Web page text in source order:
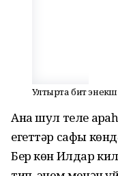
Ултырта бит
Ана шул теле
егеттәр сафы
Бер көн Илдар